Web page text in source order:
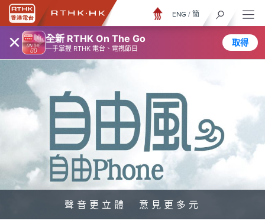
× 全新 RTHK On The Go
一手掌握 RTHK 電台、電視節目
取得
ENG / 簡
聲音更立體 意見更多元